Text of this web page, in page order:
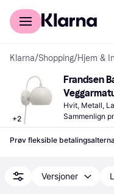
For kunder
Klarna/Shopping/Hjem &
+2
Frandsen
Hvit, Metall,
Sammenlign
Prøv fleksible
Versjoner